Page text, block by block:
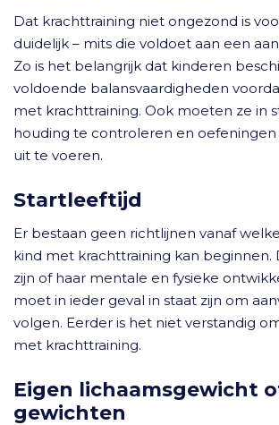
Dat krachttraining niet ongezond is
duidelijk – mits die voldoet aan een
Zo is het belangrijk dat kinderen
voldoende balansvaardigheden
met krachttraining. Ook moeten ze in
houding te controleren en oefeningen
uit te voeren.
Startleeftijd
Er bestaan geen richtlijnen vanaf
kind met krachttraining kan beginnen.
zijn of haar mentale en fysieke
moet in ieder geval in staat zijn om
volgen. Eerder is het niet verstandig
met krachttraining.
Eigen lichaamsgewicht
gewichten